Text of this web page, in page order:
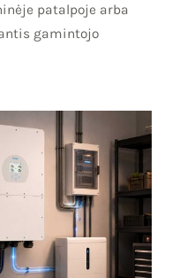
patalpoje arba
gamintojo